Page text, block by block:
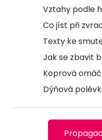
Vztahy podle
Co jíst při
Texty ke
Jak se zbavit
Koprová
Dýňová